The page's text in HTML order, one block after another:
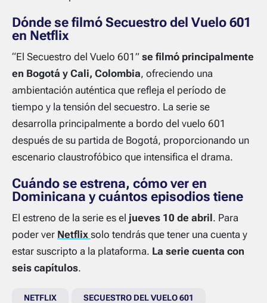
Dónde se filmó Secuestro del Vuelo 601
en Netflix
“El Secuestro del Vuelo 601” se filmó principalmente
en Bogotá y Cali, Colombia, ofreciendo una
ambientación auténtica que refleja el período de
tiempo y la tensión del secuestro. La serie se
desarrolla principalmente a bordo del vuelo 601
después de su partida de Bogotá, proporcionando un
escenario claustrofóbico que intensifica el drama.
Cuándo se estrena, cómo ver en
Dominicana y cuántos episodios tiene
El estreno de la serie es el jueves 10 de abril. Para
poder ver Netflix solo tendrás que tener una cuenta y
estar suscripto a la plataforma. La serie cuenta con
seis capítulos.
NETFLIX SECUESTRO DEL VUELO 601